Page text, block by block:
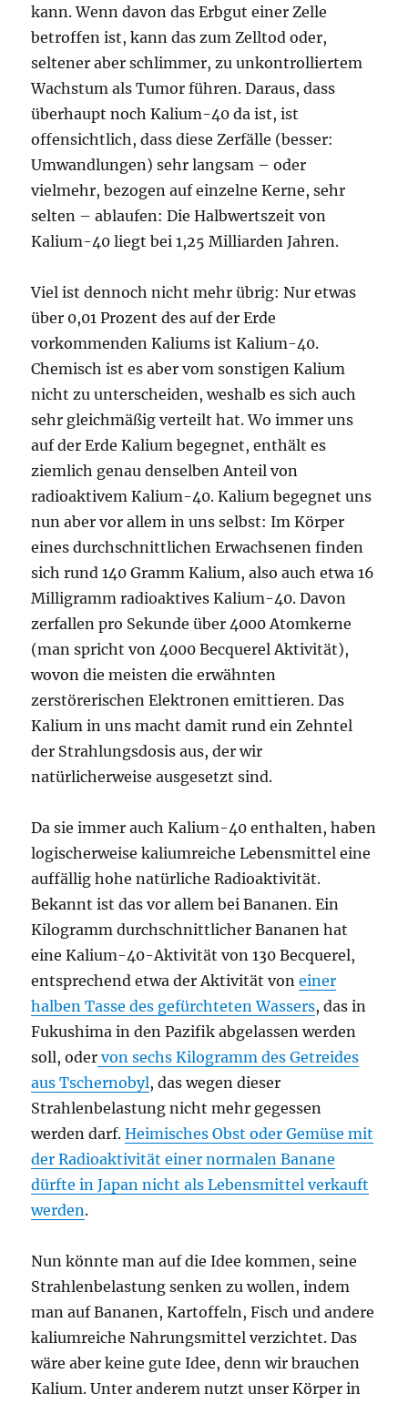
kann. Wenn davon das Erbgut einer Zelle
betroffen ist, kann das zum Zelltod oder,
seltener aber schlimmer, zu unkontrolliertem
Wachstum als Tumor führen. Daraus, dass
überhaupt noch Kalium-40 da ist, ist
offensichtlich, dass diese Zerfälle (besser:
Umwandlungen) sehr langsam – oder
vielmehr, bezogen auf einzelne Kerne, sehr
selten – ablaufen: Die Halbwertszeit von
Kalium-40 liegt bei 1,25 Milliarden Jahren.
Viel ist dennoch nicht mehr übrig: Nur etwas
über 0,01 Prozent des auf der Erde
vorkommenden Kaliums ist Kalium-40.
Chemisch ist es aber vom sonstigen Kalium
nicht zu unterscheiden, weshalb es sich auch
sehr gleichmäßig verteilt hat. Wo immer uns
auf der Erde Kalium begegnet, enthält es
ziemlich genau denselben Anteil von
radioaktivem Kalium-40. Kalium begegnet uns
nun aber vor allem in uns selbst: Im Körper
eines durchschnittlichen Erwachsenen finden
sich rund 140 Gramm Kalium, also auch etwa 16
Milligramm radioaktives Kalium-40. Davon
zerfallen pro Sekunde über 4000 Atomkerne
(man spricht von 4000 Becquerel Aktivität),
wovon die meisten die erwähnten
zerstörerischen Elektronen emittieren. Das
Kalium in uns macht damit rund ein Zehntel
der Strahlungsdosis aus, der wir
natürlicherweise ausgesetzt sind.
Da sie immer auch Kalium-40 enthalten, haben
logischerweise kaliumreiche Lebensmittel eine
auffällig hohe natürliche Radioaktivität.
Bekannt ist das vor allem bei Bananen. Ein
Kilogramm durchschnittlicher Bananen hat
eine Kalium-40-Aktivität von 130 Becquerel,
entsprechend etwa der Aktivität voneiner
halben Tasse des gefürchteten Wassers, das in
Fukushima in den Pazifik abgelassen werden
soll, oder von sechs Kilogramm des Getreides
aus Tschernobyl, das wegen dieser
Strahlenbelastung nicht mehr gegessen
werden darf.Heimisches Obst oder Gemüse mit
der Radioaktivität einer normalen Banane
dürfte in Japan nicht als Lebensmittel verkauft
werden.
Nun könnte man auf die Idee kommen, seine
Strahlenbelastung senken zu wollen, indem
man auf Bananen, Kartoffeln, Fisch und andere
kaliumreiche Nahrungsmittel verzichtet. Das
wäre aber keine gute Idee, denn wir brauchen
Kalium. Unter anderem nutzt unser Körper in